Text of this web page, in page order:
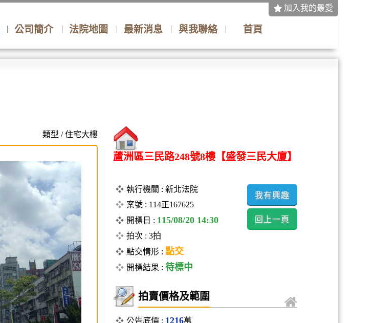
加入我的最愛
公司簡介 法院地圖 最新消息 與我聯絡 首頁
類型 / 住宅大樓
蘆洲區三民路248號8樓【盛發三民大廈】
執行機關 : 新北法院
案號 : 114正167625
開標日 : 115/08/20 14:30
拍次 : 3拍
點交情形 : 點交
開標結果 : 待標中
我有興趣
回上一頁
拍賣價格及範圍
公告底價 : 1216萬